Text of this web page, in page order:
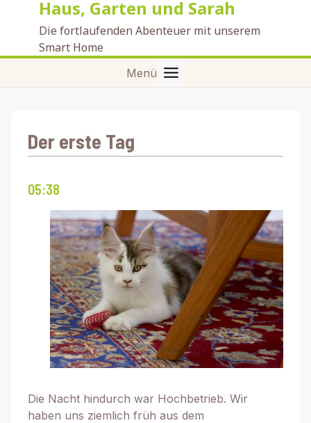
springen
Haus, Garten und Sarah
Die fortlaufenden Abenteuer mit unserem
Smart Home
Menü
Der erste Tag
05:38
Die Nacht hindurch war Hochbetrieb. Wir
haben uns ziemlich früh aus dem